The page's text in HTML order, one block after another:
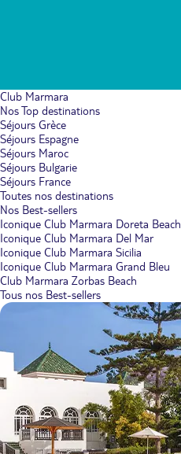
Club Marmara
Nos Top destinations
Séjours Grèce
Séjours Espagne
Séjours Maroc
Séjours Bulgarie
Séjours France
Toutes nos destinations
Nos Best-sellers
Iconique Club Marmara Doreta Beach
Iconique Club Marmara Del Mar
Iconique Club Marmara Sicilia
Iconique Club Marmara Grand Bleu
Club Marmara Zorbas Beach
Tous nos Best-sellers